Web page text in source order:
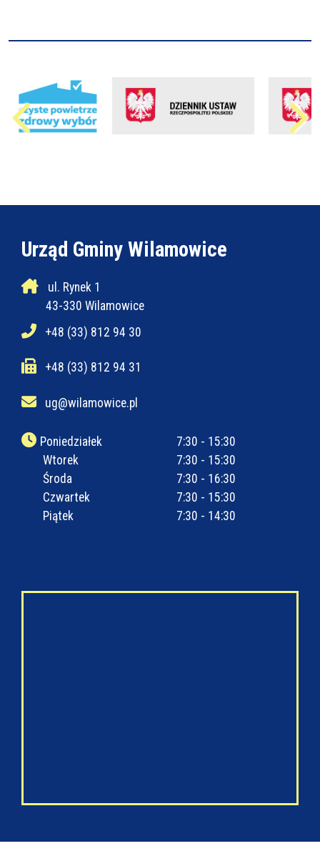
Urząd Gminy Wilamowice
ul. Rynek 1
43-330 Wilamowice
+48 (33) 812 94 30
+48 (33) 812 94 31
ug@wilamowice.pl
Poniedziałek
7:30 - 15:30
Wtorek
7:30 - 15:30
Środa
7:30 - 16:30
Czwartek
7:30 - 15:30
Piątek
7:30 - 14:30